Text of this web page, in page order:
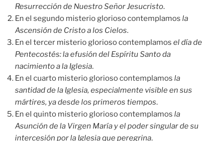
Resurrección de Nuestro Señor Jesucristo.
En el segundo misterio glorioso contemplamos la
Ascensión de Cristo a los Cielos.
En el tercer misterio glorioso contemplamos el día de
Pentecostés: la efusión del Espíritu Santo da
nacimiento a la Iglesia.
En el cuarto misterio glorioso contemplamos la
santidad de la Iglesia, especialmente visible en sus
mártires, ya desde los primeros tiempos.
En el quinto misterio glorioso contemplamos la
Asunción de la Virgen María y el poder singular de su
intercesión por la Iglesia que peregrina.